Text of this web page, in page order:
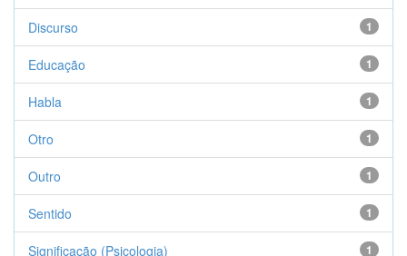
1
Discurso
1
Educação
1
Habla
1
Otro
1
Outro
1
Sentido
1
Significação (Psicologia)